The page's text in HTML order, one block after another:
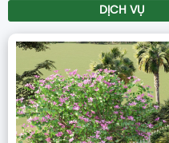
DỊCH VỤ